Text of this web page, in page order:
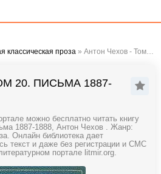
классическая проза » Антон Чехов - Том 20. Письма 1887-1888
20. ПИСЬМА 1887-
можно бесплатно читать книгу
1887-1888, Антон Чехов . Жанр:
Онлайн библиотека дает
текст и даже без регистрации и СМС
портале litmir.org.